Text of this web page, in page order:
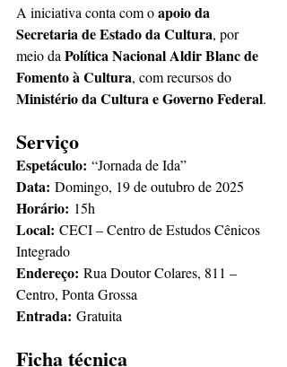
A iniciativa conta com o apoio da
Secretaria de Estado da Cultura, por
meio da Política Nacional Aldir Blanc de
Fomento à Cultura, com recursos do
Ministério da Cultura e Governo Federal.
Serviço
Espetáculo: “Jornada de Ida”
Data: Domingo, 19 de outubro de 2025
Horário: 15h
Local: CECI – Centro de Estudos Cênicos
Integrado
Endereço: Rua Doutor Colares, 811 –
Centro, Ponta Grossa
Entrada: Gratuita
Ficha técnica